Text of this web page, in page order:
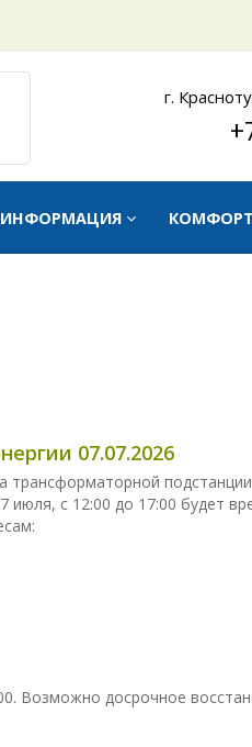
г.
ИНФОРМАЦИЯ
07.07.2026
трансформаторной
июля, с 12:00 до 17:00 будет
Возможно досрочное